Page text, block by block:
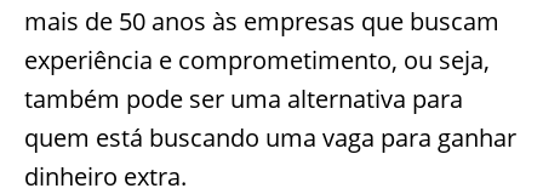
mais de 50 anos às empresas que buscam
experiência e comprometimento, ou seja,
também pode ser uma alternativa para
quem está buscando uma vaga para ganhar
dinheiro extra.